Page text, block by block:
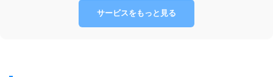
サービスをもっと見る